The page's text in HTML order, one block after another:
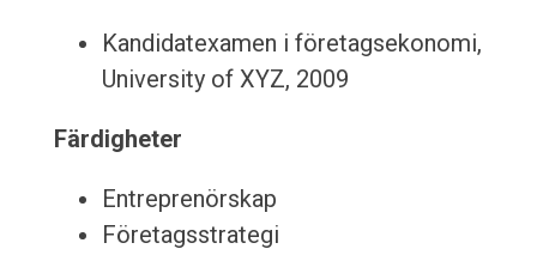
Kandidatexamen i företagsekonomi,
University of XYZ, 2009
Färdigheter
Entreprenörskap
Företagsstrategi